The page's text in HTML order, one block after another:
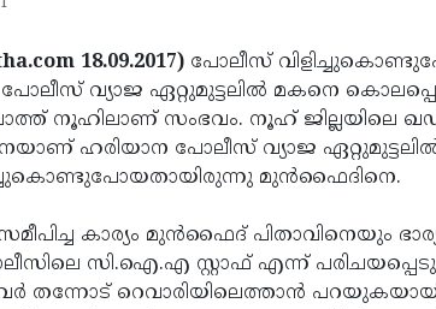
18.09.2017) പോലീസ്
പോലീസ് വ്യാജ ഏറ്റുമുട്ടലില്‍ മകനെ
നൂഹിലാണ് സംഭവം. നൂഹ് ജില്ലയിലെ
ഹരിയാന പോലീസ് വ്യാജ
മുന്‍ഫൈദിനെ.
കാര്യം മുന്‍ഫൈദ് പിതാവിനെയും
സി.ഐ.എ സ്റ്റാഫ് എന്ന്
തന്നോട് റെവാരിയിലെത്താന്‍